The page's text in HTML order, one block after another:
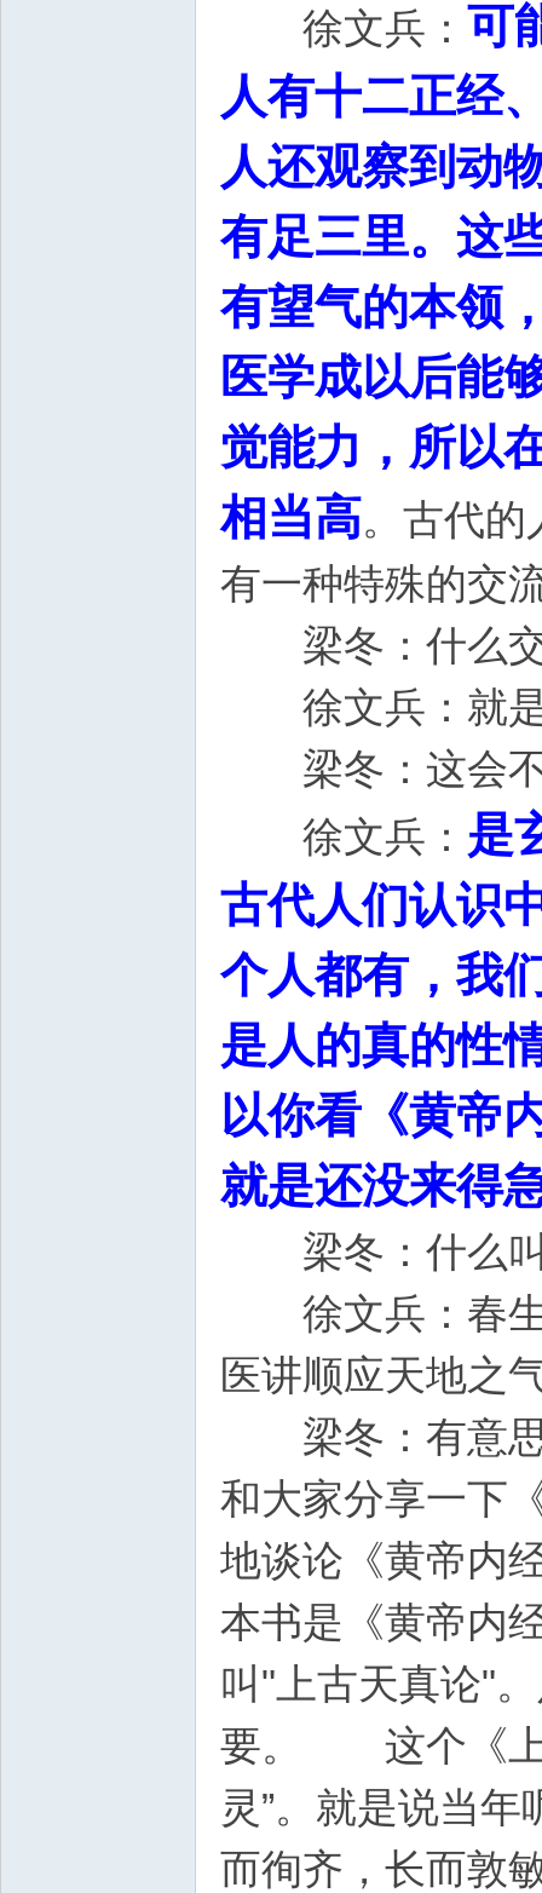
徐文兵： 可
人有十二正经
人还观察到动
有足三里。这
有望气的本领
医学成以后能
觉能力，所以
相当高。古代的
有一种特殊的交
梁冬：什么交
徐文兵：就是
梁冬：这会不
徐文兵： 是
古代人们认识
个人都有，我
是人的真的性
以你看《黄帝
就是还没来得
梁冬：什么叫
徐文兵：春生
医讲顺应天地之
梁冬：有意思
和大家分享一下
地谈论《黄帝内
本书是《黄帝内
叫"上古天真论"
要。 这个《上
灵”。就是说当
而徇齐，长而